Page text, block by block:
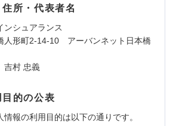
所・代表者名
ンシュアランス
人形町2-14-10 アーバンネット日本橋
村 忠義
的の公表
報の利用目的は以下の通りです。